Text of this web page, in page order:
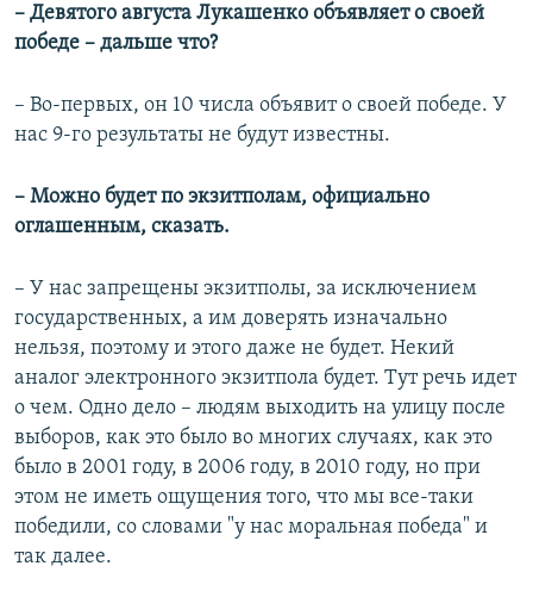
– Девятого августа Лукашенко объявляет о своей
победе – дальше что?
– Во-первых, он 10 числа объявит о своей победе. У
нас 9-го результаты не будут известны.
– Можно будет по экзитполам, официально
оглашенным, сказать.
– У нас запрещены экзитполы, за исключением
государственных, а им доверять изначально
нельзя, поэтому и этого даже не будет. Некий
аналог электронного экзитпола будет. Тут речь идет
о чем. Одно дело – людям выходить на улицу после
выборов, как это было во многих случаях, как это
было в 2001 году, в 2006 году, в 2010 году, но при
этом не иметь ощущения того, что мы все-таки
победили, со словами "у нас моральная победа" и
так далее.